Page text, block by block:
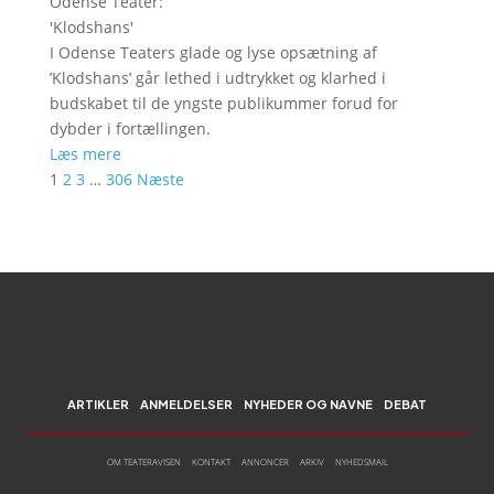
'Klodshans'
I Odense Teaters glade og lyse opsætning af
’Klodshans’ går lethed i udtrykket og klarhed i
budskabet til de yngste publikummer forud for
dybder i fortællingen.
Læs mere
1 2 3 … 306 Næste
ARTIKLER ANMELDELSER NYHEDER OG NAVNE DEBAT
OM TEATERAVISEN KONTAKT ANNONCER ARKIV NYHEDSMAIL